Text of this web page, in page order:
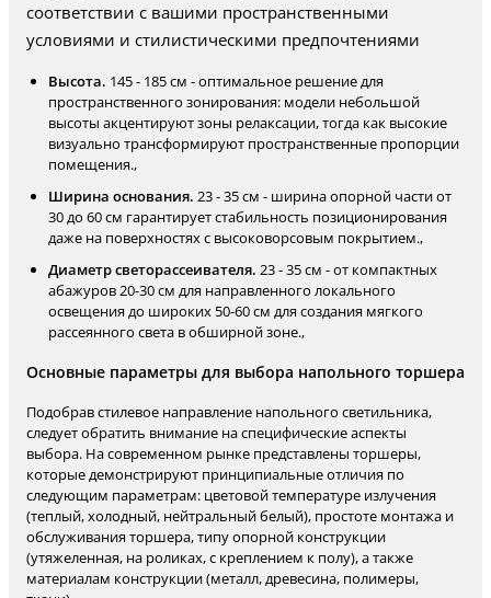
соответствии с вашими пространственными
условиями и стилистическими предпочтениями
Высота. 145 - 185 см - оптимальное решение для
пространственного зонирования: модели небольшой
высоты акцентируют зоны релаксации, тогда как высокие
визуально трансформируют пространственные пропорции
помещения.,
Ширина основания. 23 - 35 см - ширина опорной части от
30 до 60 см гарантирует стабильность позиционирования
даже на поверхностях с высоковорсовым покрытием.,
Диаметр светорассеивателя. 23 - 35 см - от компактных
абажуров 20-30 см для направленного локального
освещения до широких 50-60 см для создания мягкого
рассеянного света в обширной зоне.,
Основные параметры для выбора напольного торшера
Подобрав стилевое направление напольного светильника,
следует обратить внимание на специфические аспекты
выбора. На современном рынке представлены торшеры,
которые демонстрируют принципиальные отличия по
следующим параметрам: цветовой температуре излучения
(теплый, холодный, нейтральный белый), простоте монтажа и
обслуживания торшера, типу опорной конструкции
(утяжеленная, на роликах, с креплением к полу), а также
материалам конструкции (металл, древесина, полимеры,